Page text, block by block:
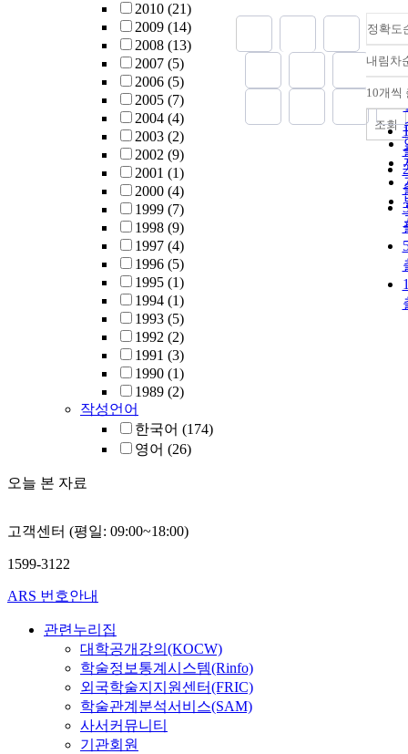
2010 (21)
2009 (14)
2008 (13)
2007 (5)
2006 (5)
2005 (7)
2004 (4)
2003 (2)
2002 (9)
2001 (1)
2000 (4)
1999 (7)
1998 (9)
1997 (4)
1996 (5)
1995 (1)
1994 (1)
1993 (5)
1992 (2)
1991 (3)
1990 (1)
1989 (2)
작성언어
한국어 (174)
영어 (26)
오늘 본 자료
정확도
내림차
10개씩
조회
고객센터 (평일: 09:00~18:00)
1599-3122
ARS 번호안내
관련누리집
대학공개강의(KOCW)
학술정보통계시스템(Rinfo)
외국학술지지원센터(FRIC)
학술관계분석서비스(SAM)
사서커뮤니티
기관회원